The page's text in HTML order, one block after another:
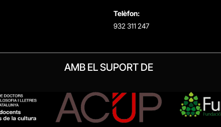
Telèfon:
932 311 247
AMB EL SUPORT DE